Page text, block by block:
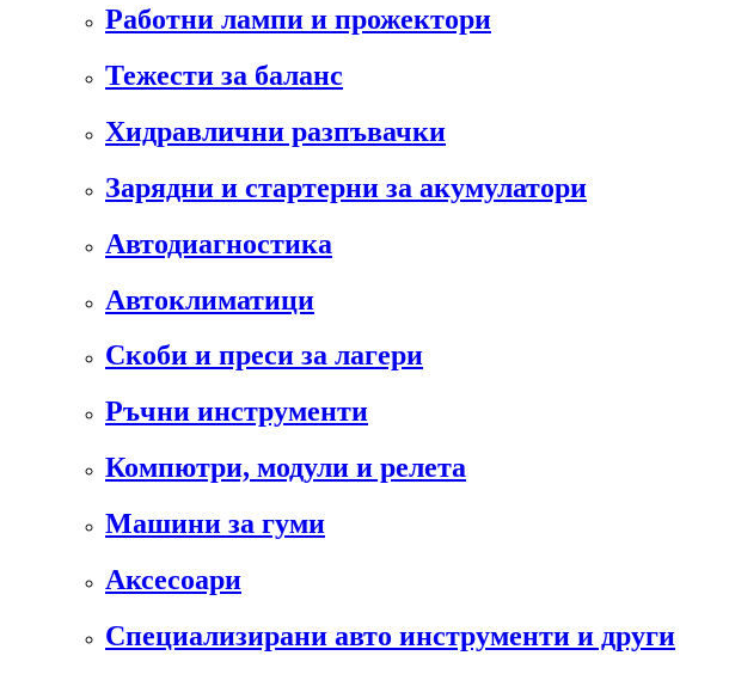
Работни лампи и прожектори
Тежести за баланс
Хидравлични разпъвачки
Зарядни и стартерни за акумулатори
Автодиагностика
Автоклиматици
Скоби и преси за лагери
Ръчни инструменти
Компютри, модули и релета
Машини за гуми
Аксесоари
Специализирани авто инструменти и други